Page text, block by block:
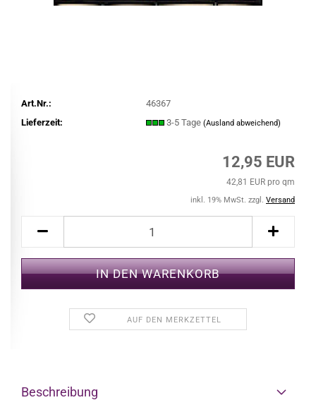
Art.Nr.:
46367
Lieferzeit:
3-5 Tage (Ausland abweichend)
12,95 EUR
42,81 EUR pro qm
inkl. 19% MwSt. zzgl. Versand
AUF DEN MERKZETTEL
Beschreibung